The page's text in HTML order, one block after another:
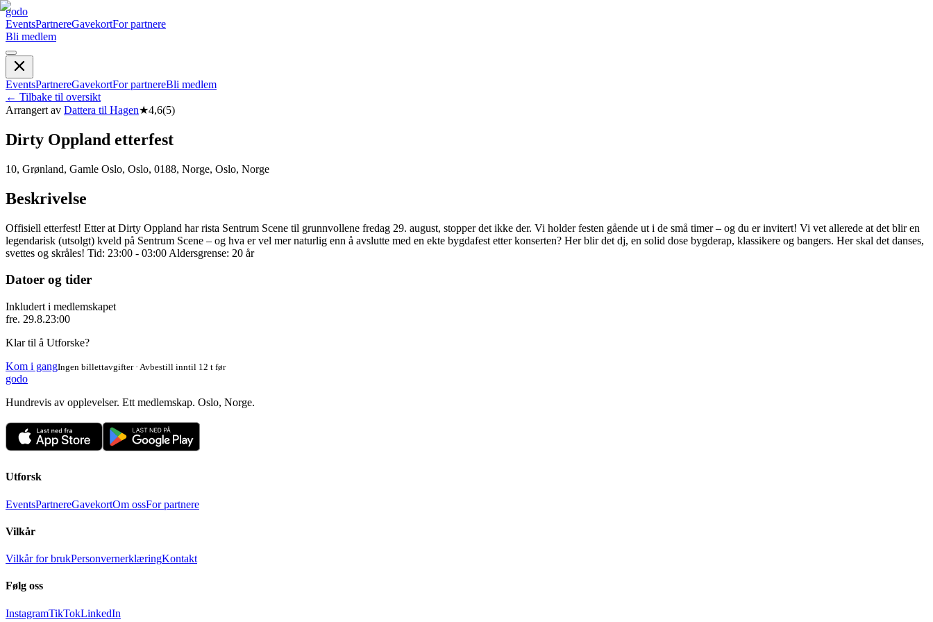
godo
EventsPartnereGavekortFor partnere
Bli medlem
EventsPartnereGavekortFor partnereBli medlem
← Tilbake til oversikt
Arrangert av Dattera til Hagen★4,6(5)
Dirty Oppland etterfest
10, Grønland, Gamle Oslo, Oslo, 0188, Norge, Oslo, Norge
Beskrivelse
Offisiell etterfest! Etter at Dirty Oppland har rista Sentrum Scene til grunnvollene fredag 29. august, stopper det ikke der. Vi holder festen gående ut i de små timer – og du er invitert! Vi vet allerede at det blir en
legendarisk (utsolgt) kveld på Sentrum Scene – og hva er vel mer naturlig enn å avslutte med en ekte bygdafest etter konserten? Her blir det dj, en solid dose bygderap, klassikere og bangers. Her skal det danses,
svettes og skråles! Tid: 23:00 - 03:00 Aldersgrense: 20 år
Datoer og tider
Inkludert i medlemskapet
fre. 29.8.23:00
Klar til å Utforske?
Kom i gangIngen billettavgifter · Avbestill inntil 12 t før
godo
Hundrevis av opplevelser. Ett medlemskap. Oslo, Norge.
Utforsk
EventsPartnereGavekortOm ossFor partnere
Vilkår
Vilkår for brukPersonvernerklæringKontakt
Følg oss
InstagramTikTokLinkedIn